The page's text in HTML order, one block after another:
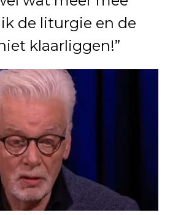
de liturgie en de
klaarliggen!”